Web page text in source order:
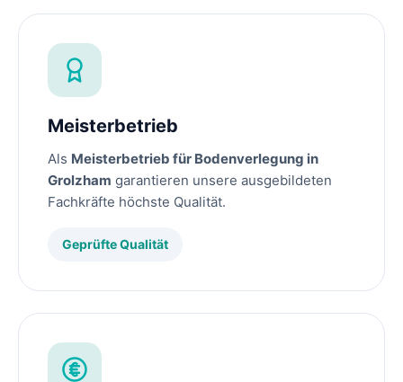
Meisterbetrieb
Als Meisterbetrieb für Bodenverlegung in
Grolzham garantieren unsere ausgebildeten
Fachkräfte höchste Qualität.
Geprüfte Qualität